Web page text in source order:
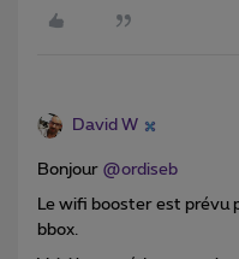
David W
Bonjour @ordiseb
Le wifi booster est prévu
bbox.